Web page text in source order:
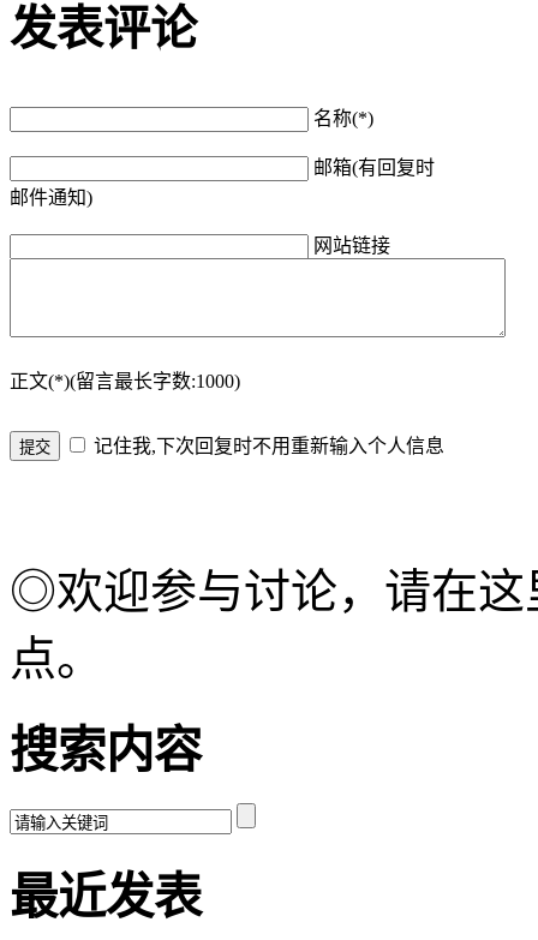
发表评论
名称(*)
邮箱(有回复时
邮件通知)
网站链接
正文(*)(留言最长字数:1000)
记住我,下次回复时不用重新输入个人信息
◎欢迎参与讨论，请在这
点。
搜索内容
最近发表